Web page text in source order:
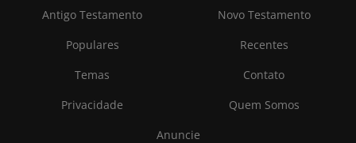
Antigo Testamento
Novo Testamento
Populares
Recentes
Temas
Contato
Privacidade
Quem Somos
Anuncie